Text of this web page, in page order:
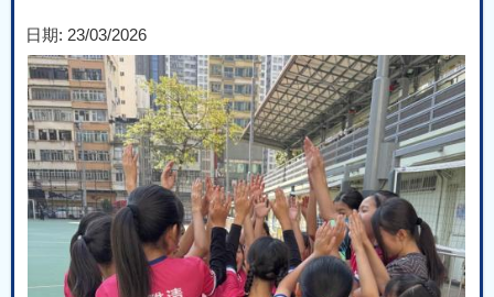
日期: 23/03/2026